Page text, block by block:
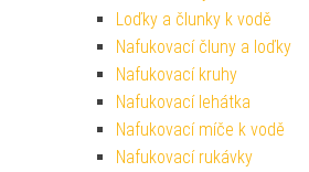
Loďky a člunky k vodě
Nafukovací čluny a loďky
Nafukovací kruhy
Nafukovací lehátka
Nafukovací míče k vodě
Nafukovací rukávky